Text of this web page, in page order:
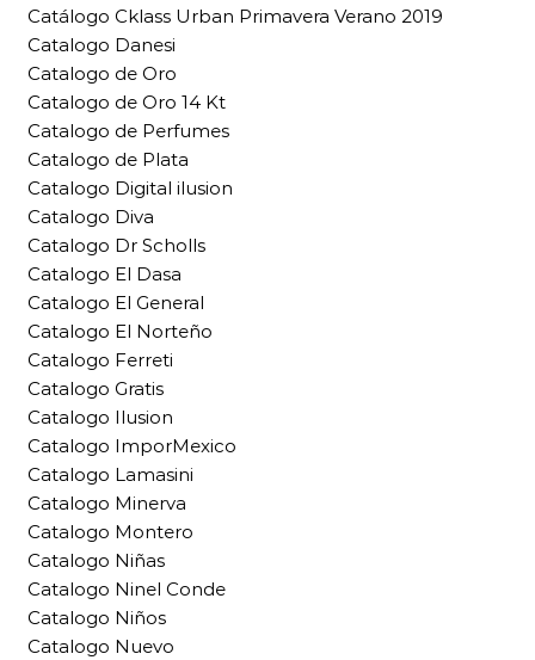
Catálogo Cklass Urban Primavera Verano 2019
Catalogo Danesi
Catalogo de Oro
Catalogo de Oro 14 Kt
Catalogo de Perfumes
Catalogo de Plata
Catalogo Digital ilusion
Catalogo Diva
Catalogo Dr Scholls
Catalogo El Dasa
Catalogo El General
Catalogo El Norteño
Catalogo Ferreti
Catalogo Gratis
Catalogo Ilusion
Catalogo ImporMexico
Catalogo Lamasini
Catalogo Minerva
Catalogo Montero
Catalogo Niñas
Catalogo Ninel Conde
Catalogo Niños
Catalogo Nuevo